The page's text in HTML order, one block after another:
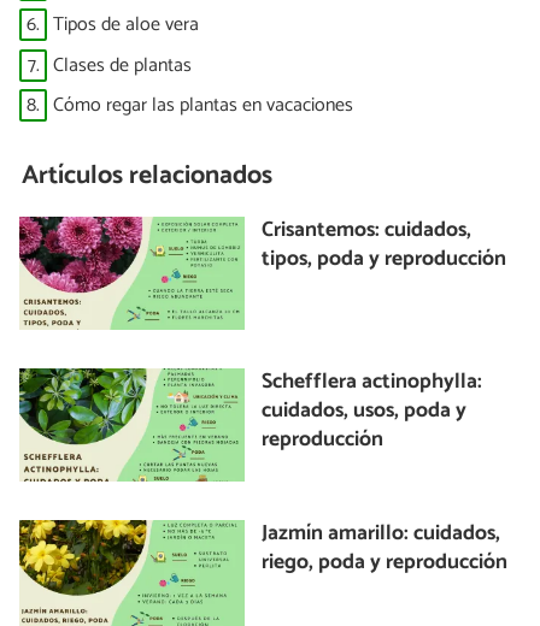
6. Tipos de aloe vera
7. Clases de plantas
8. Cómo regar las plantas en vacaciones
Artículos relacionados
Crisantemos: cuidados,
tipos, poda y reproducción
Schefflera actinophylla:
cuidados, usos, poda y
reproducción
Jazmín amarillo: cuidados,
riego, poda y reproducción